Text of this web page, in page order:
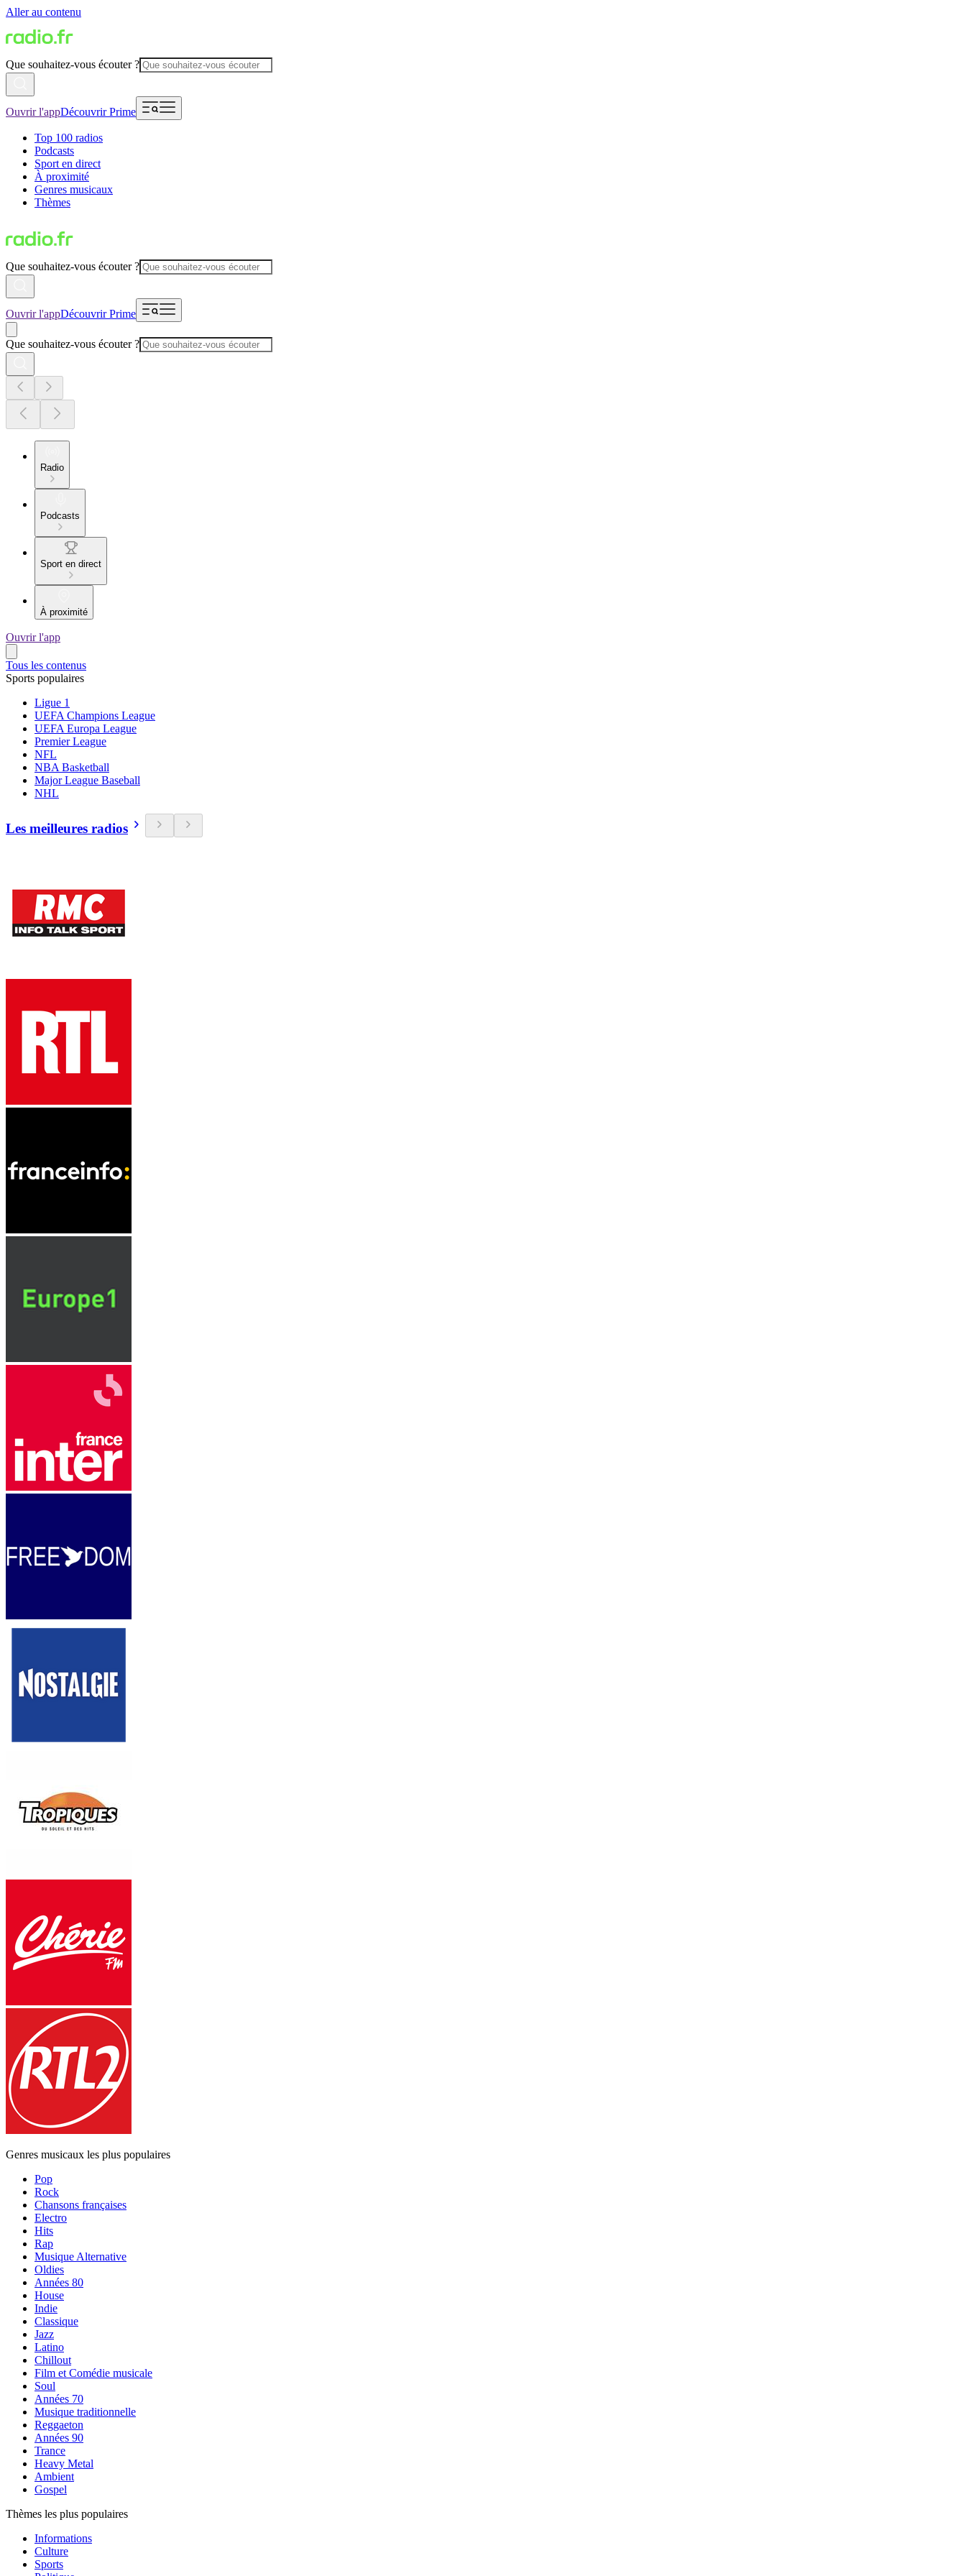
Aller au contenu
Que souhaitez-vous écouter ?
Ouvrir l'appDécouvrir Prime
Top 100 radios
Podcasts
Sport en direct
À proximité
Genres musicaux
Thèmes
Que souhaitez-vous écouter ?
Ouvrir l'appDécouvrir Prime
Que souhaitez-vous écouter ?
Radio
Podcasts
Sport en direct
À proximité
Ouvrir l'app
Tous les contenus
Sports populaires
Ligue 1
UEFA Champions League
UEFA Europa League
Premier League
NFL
NBA Basketball
Major League Baseball
NHL
Les meilleures radios
Genres musicaux les plus populaires
Pop
Rock
Chansons françaises
Electro
Hits
Rap
Musique Alternative
Oldies
Années 80
House
Indie
Classique
Jazz
Latino
Chillout
Film et Comédie musicale
Soul
Années 70
Musique traditionnelle
Reggaeton
Années 90
Trance
Heavy Metal
Ambient
Gospel
Thèmes les plus populaires
Informations
Culture
Sports